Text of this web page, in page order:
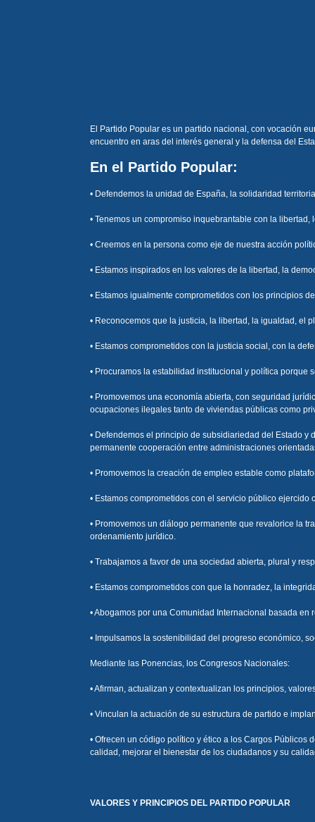
El Partido Popular es un partido nacional, con vocación
encuentro en aras del interés general y la defensa del
En el Partido Popular:
• Defendemos la unidad de España, la solidaridad
• Tenemos un compromiso inquebrantable con la
• Creemos en la persona como eje de nuestra acción
• Estamos inspirados en los valores de la libertad, la
• Estamos igualmente comprometidos con los principios
• Reconocemos que la justicia, la libertad, la igualdad, el
• Estamos comprometidos con la justicia social, con la
• Procuramos la estabilidad institucional y política
• Promovemos una economía abierta, con seguridad
ocupaciones ilegales tanto de viviendas públicas como
• Defendemos el principio de subsidiariedad del Estado
permanente cooperación entre administraciones
• Promovemos la creación de empleo estable como
• Estamos comprometidos con el servicio público
• Promovemos un diálogo permanente que revalorice la
ordenamiento jurídico.
• Trabajamos a favor de una sociedad abierta, plural y
• Estamos comprometidos con que la honradez, la
• Abogamos por una Comunidad Internacional basada
• Impulsamos la sostenibilidad del progreso económico,
Mediante las Ponencias, los Congresos Nacionales:
• Afirman, actualizan y contextualizan los principios,
• Vinculan la actuación de su estructura de partido e
• Ofrecen un código político y ético a los Cargos
calidad, mejorar el bienestar de los ciudadanos y su
VALORES Y PRINCIPIOS DEL PARTIDO POPULAR